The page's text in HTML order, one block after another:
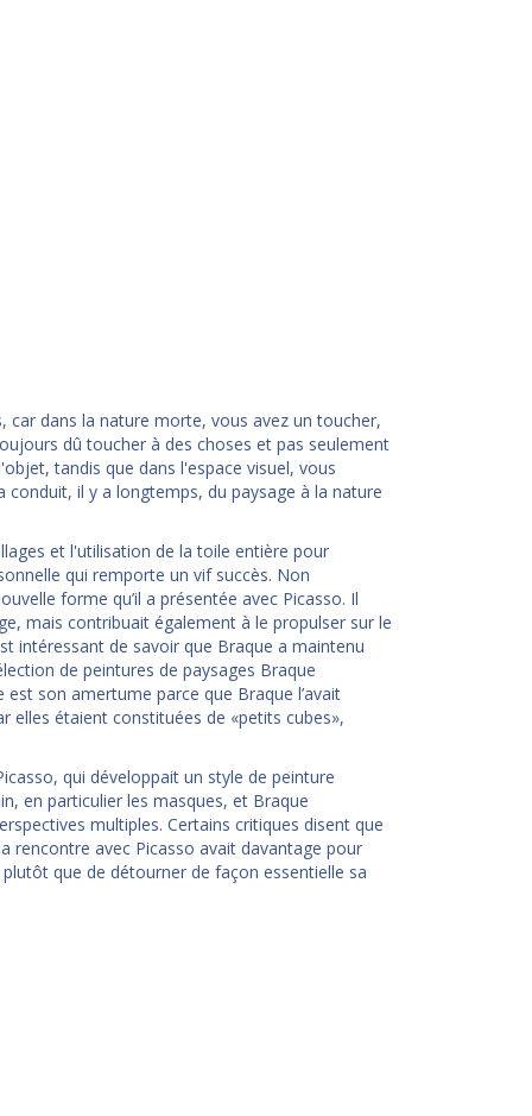
dans la nature morte, vous avez un toucher,
dû toucher à des choses et pas seulement
tandis que dans l'espace visuel, vous
conduit, il y a longtemps, du paysage à la nature
et l'utilisation de la toile entière pour
qui remporte un vif succès. Non
forme qu’il a présentée avec Picasso. Il
mais contribuait également à le propulser sur le
intéressant de savoir que Braque a maintenu
de peintures de paysages Braque
son amertume parce que Braque l’avait
étaient constituées de «petits cubes»,
qui développait un style de peinture
en particulier les masques, et Braque
multiples. Certains critiques disent que
rencontre avec Picasso avait davantage pour
plutôt que de détourner de façon essentielle sa